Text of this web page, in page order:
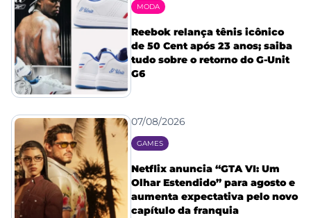
MODA
Reebok relança tênis icônico
de 50 Cent após 23 anos; saiba
tudo sobre o retorno do G-Unit
G6
07/08/2026
GAMES
Netflix anuncia “GTA VI: Um
Olhar Estendido” para agosto e
aumenta expectativa pelo novo
capítulo da franquia